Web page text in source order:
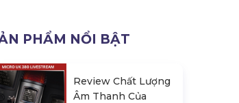
PHẨM NỔI BẬT
Review Chất Lượng
Âm Thanh Của